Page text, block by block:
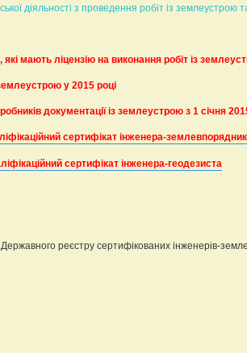
діяльності з проведення робіт із землеустрою
мають ліцензію на виконання робіт із
у 2015 році
документації із землеустрою з 1 січня
сертифікат інженера-
сертифікат інженера-геодезиста
реєстру сертифікованих інженерів-